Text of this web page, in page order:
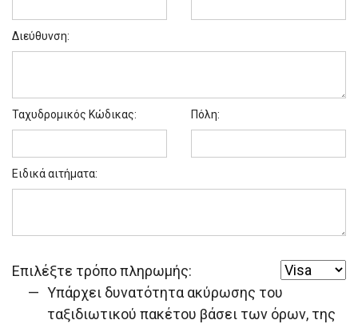
Διεύθυνση:
Ταχυδρομικός Κώδικας: Πόλη:
Ειδικά αιτήματα:
Επιλέξτε τρόπο πληρωμής:
Υπάρχει δυνατότητα ακύρωσης του
ταξιδιωτικού πακέτου βάσει των όρων, της